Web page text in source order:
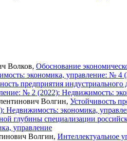
Волков, Обоснование
экономика, управление: № 4
предприятия
№ 2 (2022): Недвижимость:
Волгин, Устойчивость
Недвижимость: экономика,
глубины специализации
управление
Волгин, Интеллектуальное